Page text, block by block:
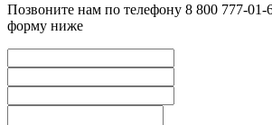
Позвоните нам по телефону 8 800 777-01-
форму ниже